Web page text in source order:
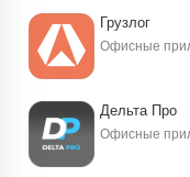
Грузлог
Офисные
Дельта Про
Офисные